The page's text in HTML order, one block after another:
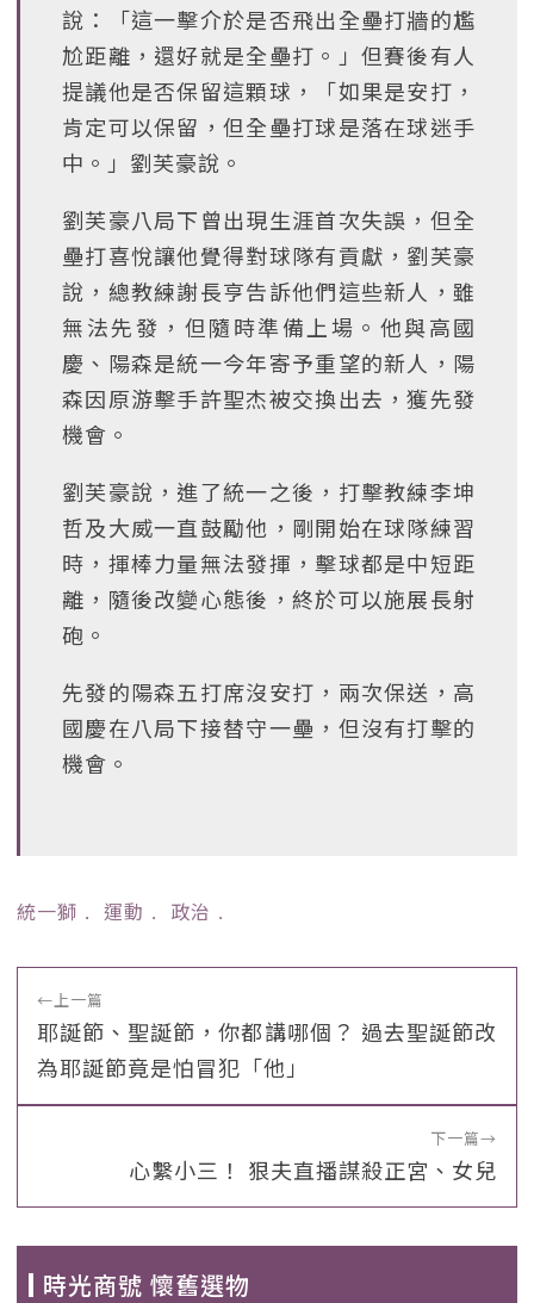
說：「這一擊介於是否飛出全壘打牆的尷
尬距離，還好就是全壘打。」但賽後有人
提議他是否保留這顆球，「如果是安打，
肯定可以保留，但全壘打球是落在球迷手
中。」劉芙豪說。
劉芙豪八局下曾出現生涯首次失誤，但全
壘打喜悅讓他覺得對球隊有貢獻，劉芙豪
說，總教練謝長亨告訴他們這些新人，雖
無法先發，但隨時準備上場。他與高國
慶、陽森是統一今年寄予重望的新人，陽
森因原游擊手許聖杰被交換出去，獲先發
機會。
劉芙豪說，進了統一之後，打擊教練李坤
哲及大威一直鼓勵他，剛開始在球隊練習
時，揮棒力量無法發揮，擊球都是中短距
離，隨後改變心態後，終於可以施展長射
砲。
先發的陽森五打席沒安打，兩次保送，高
國慶在八局下接替守一壘，但沒有打擊的
機會。
統一獅 ﹒ 運動 ﹒ 政治 ﹒
←上一篇
耶誕節、聖誕節，你都講哪個？ 過去聖誕節改
為耶誕節竟是怕冒犯「他」
下一篇→
心繫小三！ 狠夫直播謀殺正宮、女兒
時光商號 懷舊選物